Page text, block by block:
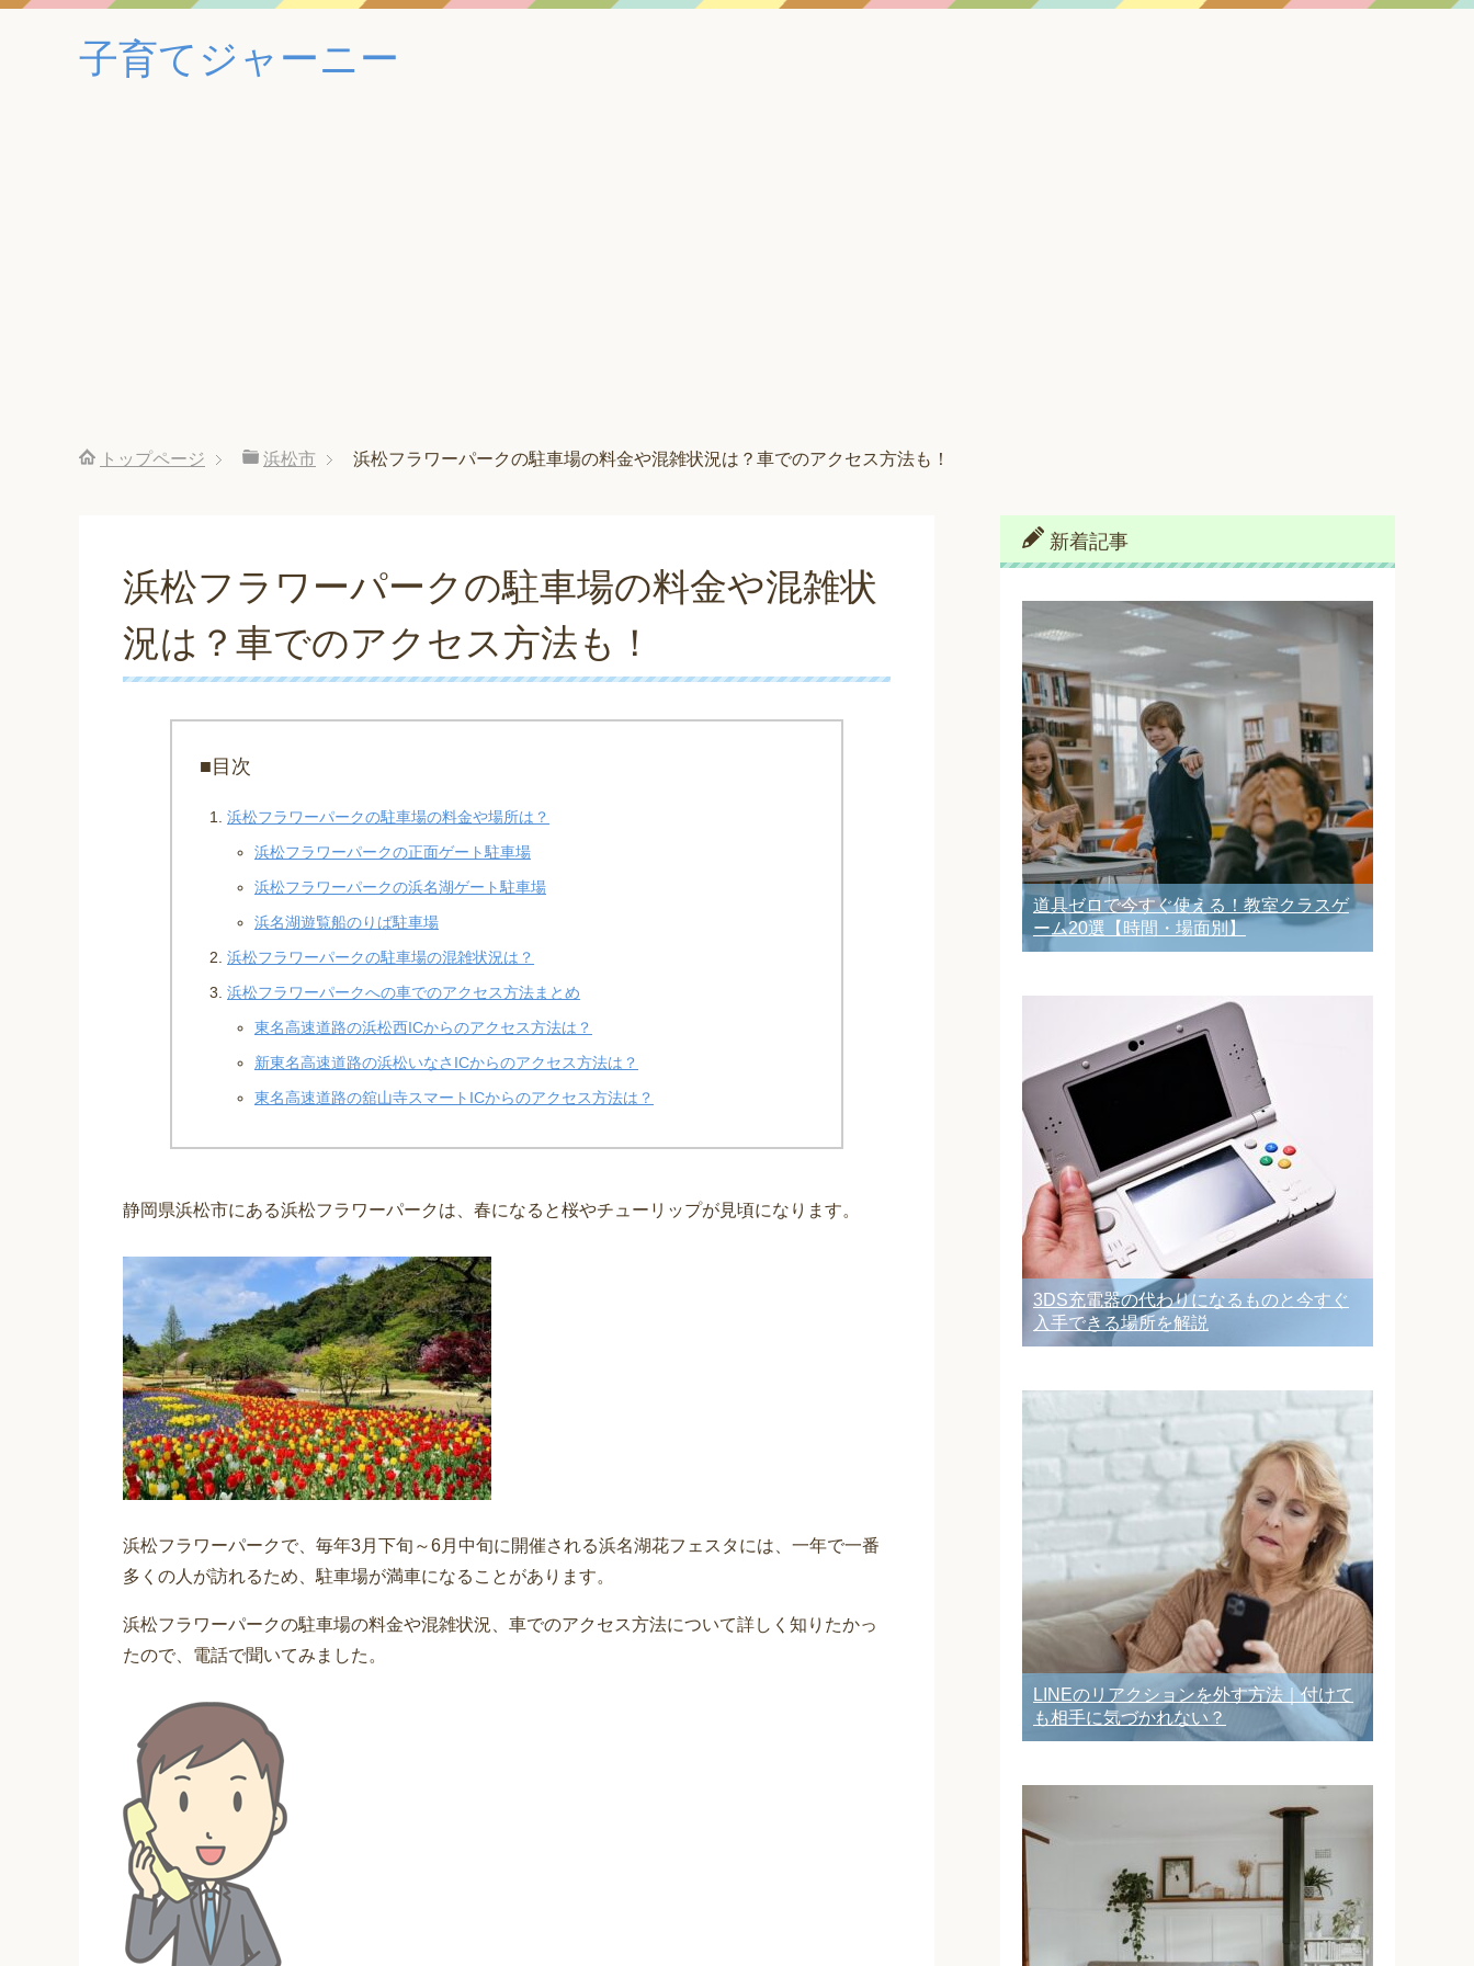
子育てジャーニー
トップページ 浜松市 浜松フラワーパークの駐車場の料金や混雑状況は？車でのアクセス方法も！
浜松フラワーパークの駐車場の料金や混雑状
況は？車でのアクセス方法も！
■目次
浜松フラワーパークの駐車場の料金や場所は？
浜松フラワーパークの正面ゲート駐車場
浜松フラワーパークの浜名湖ゲート駐車場
浜名湖遊覧船のりば駐車場
浜松フラワーパークの駐車場の混雑状況は？
浜松フラワーパークへの車でのアクセス方法まとめ
東名高速道路の浜松西ICからのアクセス方法は？
新東名高速道路の浜松いなさICからのアクセス方法は？
東名高速道路の舘山寺スマートICからのアクセス方法は？
静岡県浜松市にある浜松フラワーパークは、春になると桜やチューリップが見頃になります。
浜松フラワーパークで、毎年3月下旬～6月中旬に開催される浜名湖花フェスタには、一年で一番
多くの人が訪れるため、駐車場が満車になることがあります。
浜松フラワーパークの駐車場の料金や混雑状況、車でのアクセス方法について詳しく知りたかっ
たので、電話で聞いてみました。
新着記事
道具ゼロで今すぐ使える！教室クラスゲ
ーム20選【時間・場面別】
3DS充電器の代わりになるものと今すぐ
入手できる場所を解説
LINEのリアクションを外す方法｜付けて
も相手に気づかれない？